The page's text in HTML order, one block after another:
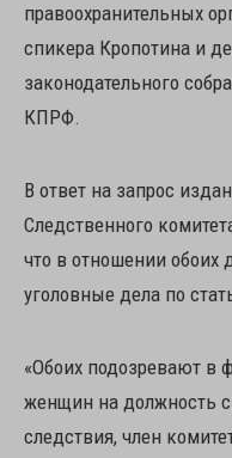
правоохранительных
спикера Кропотина и
законодательного
КПРФ.
В ответ на запрос
Следственного
что в отношении обоих
уголовные дела по
«Обоих подозревают в
женщин на должность
следствия, член